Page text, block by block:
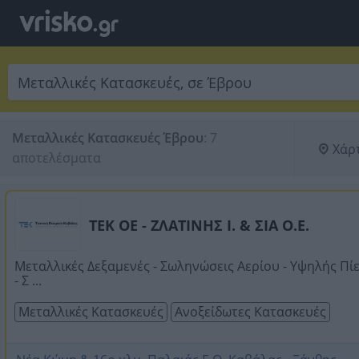
Μεταλλικές Κατασκευές Έβρου: 7
αποτελέσματα
ΤΕΚ ΟΕ - ΖΛΑΤΙΝΗΣ Ι. & ΣΙΑ Ο.Ε.
Μεταλλικές Δεξαμενές - Σωληνώσεις Αερίου - Υψηλής
- Σ ...
Μεταλλικές Κατασκευές
Ανοξείδωτες Κατασκευές